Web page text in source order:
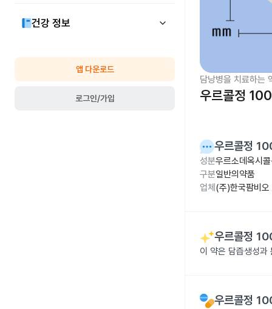
건강 정보
앱 다운로드
로그인/가입
담낭병을 치료하는
우르콜정
우르콜정
성분우르소데옥시
구분일반의약품
업체 (주)한국팜비오
우르콜정
이 약은 담즙생성과
우르콜정